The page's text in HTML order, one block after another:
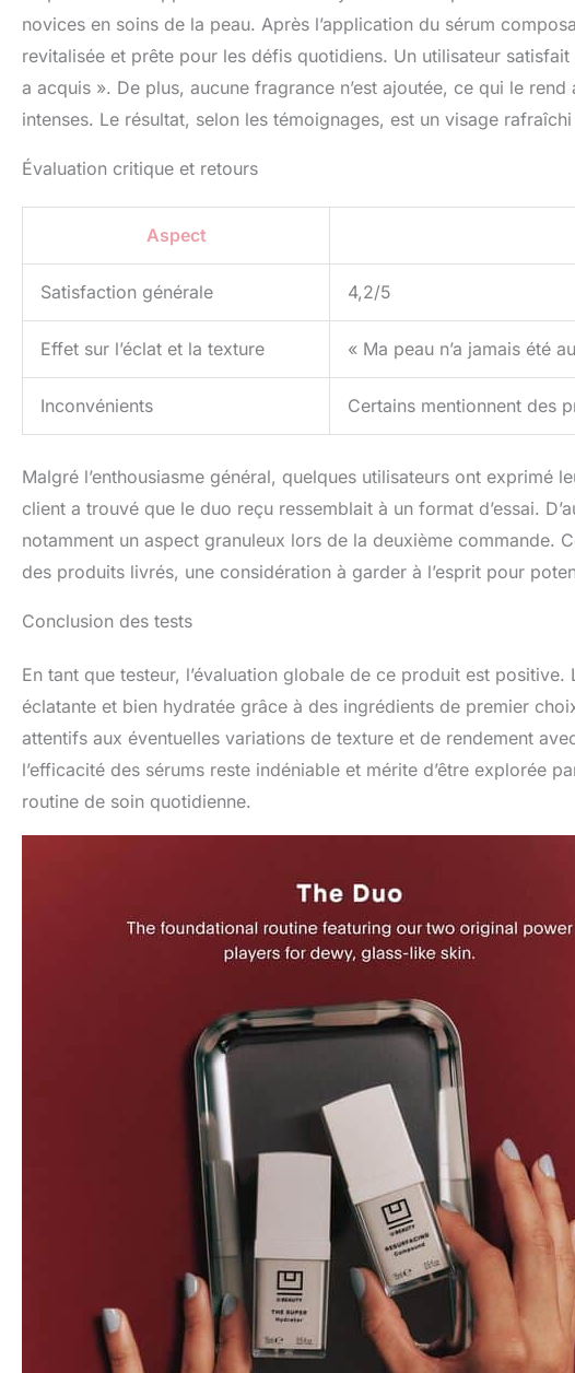
novices en soins de la peau. Après l’application du sérum
revitalisée et prête pour les défis quotidiens. Un utilisateur satisfait
a acquis ». De plus, aucune fragrance n’est ajoutée, ce qui le
intenses. Le résultat, selon les témoignages, est un visage
Évaluation critique et retours
Aspect
Satisfaction générale 4,2/5
Effet sur l’éclat et la texture « Ma peau n’a jamais été
Inconvénients Certains mentionnent des
Malgré l’enthousiasme général, quelques utilisateurs ont exprimé
client a trouvé que le duo reçu ressemblait à un format d’essai.
notamment un aspect granuleux lors de la deuxième commande.
des produits livrés, une considération à garder à l’esprit pour
Conclusion des tests
En tant que testeur, l’évaluation globale de ce produit est
éclatante et bien hydratée grâce à des ingrédients de premier
attentifs aux éventuelles variations de texture et de rendement
l’efficacité des sérums reste indéniable et mérite d’être explorée
routine de soin quotidienne.